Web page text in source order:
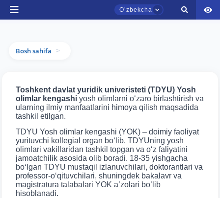
Oʼzbekcha
Telefon raqamingiz
yuborish
Bosh sahifa >
Toshkent davlat yuridik univeristeti (TDYU) Yosh
olimlar kengashi yosh olimlarni o‘zaro birlashtirish va
ularning ilmiy manfaatlarini himoya qilish maqsadida
tashkil etilgan.
TDYU Yosh olimlar kengashi (YOK) – doimiy faoliyat
yurituvchi kollegial organ bo‘lib, TDYUning yosh
olimlari vakillaridan tashkil topgan va o‘z faliyatini
jamoatchilik asosida olib boradi. 18-35 yishgacha
bo‘lgan TDYU mustaqil izlanuvchilari, doktorantlari va
professor-o‘qituvchilari, shuningdek bakalavr va
magistratura talabalari YOK a’zolari bo’lib
hisoblanadi.
Assalomu alaykum! TDYU qabul murojaatlari
chatiga xush kelibsiz.
Qabul bo'yicha murojaatlaringizni ushbu
chatda qoldiring.
Mavzuni tanlang — keyin shu mavzudagi aniq
savollar chiqadi: